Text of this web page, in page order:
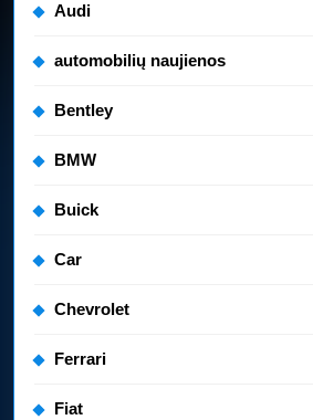
Audi
automobilių naujienos
Bentley
BMW
Buick
Car
Chevrolet
Ferrari
Fiat